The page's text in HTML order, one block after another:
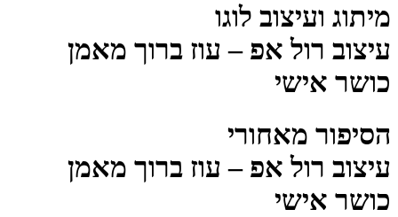
מיתוג ועיצוב לוגו
עיצוב רול אפ – עוז ברוך מאמן
כושר אישי
הסיפור מאחורי
עיצוב רול אפ – עוז ברוך מאמן
כושר אישי